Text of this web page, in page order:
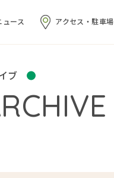
ュース アクセス・ 駐車場
ブ